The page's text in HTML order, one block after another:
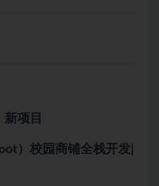
项目
）校园商铺全栈开发|